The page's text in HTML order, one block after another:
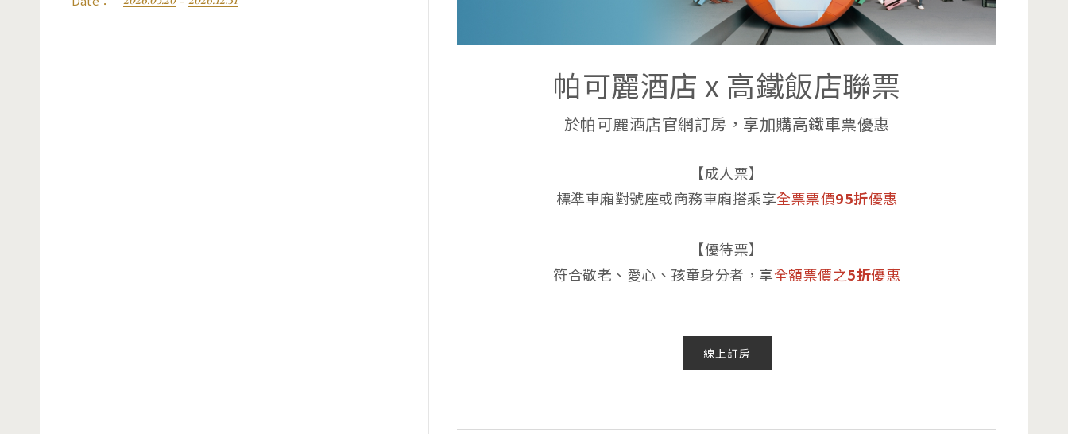
帕可麗酒店 x 高鐵飯店聯票
於帕可麗酒店官網訂房，享加購高鐵車票優惠
【成人票】
標準車廂對號座或商務車廂搭乘享全票票價95折優惠
【優待票】
符合敬老、愛心、孩童身分者，享全額票價之5折優惠
線上訂房